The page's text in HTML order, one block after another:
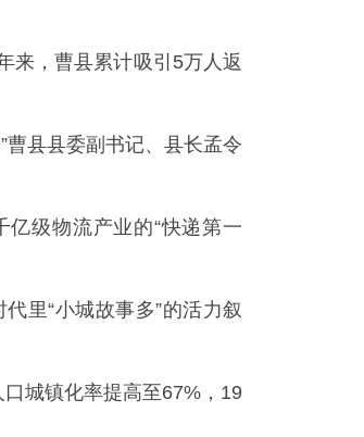
来，曹县累计吸引5万人返
曹县县委副书记、县长孟令
亿级物流产业的“快递第一
里“小城故事多”的活力叙
口城镇化率提高至67%，19